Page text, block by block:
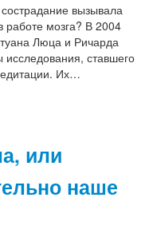
вызывала
мозга? В 2004
Люца и Ричарда
исследования, ставшего
Их…
или
наше